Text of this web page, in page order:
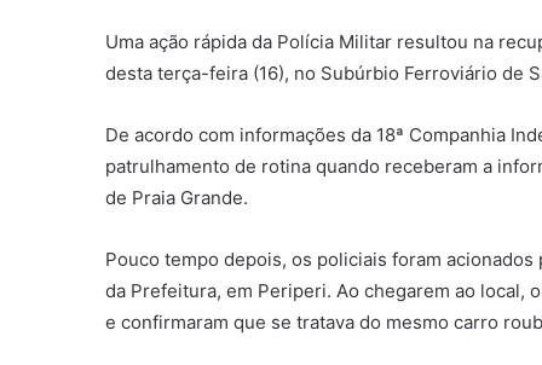
Uma ação rápida da Polícia Militar resultou na
desta terça-feira (16), no Subúrbio Ferroviário de
De acordo com informações da 18ª Companhia
patrulhamento de rotina quando receberam a
de Praia Grande.
Pouco tempo depois, os policiais foram
da Prefeitura, em Periperi. Ao chegarem ao local,
e confirmaram que se tratava do mesmo carro